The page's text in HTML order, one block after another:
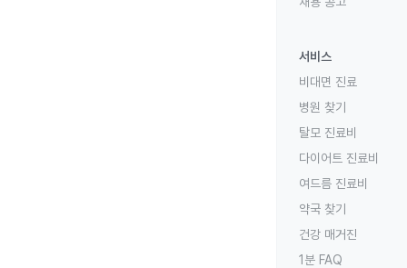
서비스
비대면 진료
병원 찾기
탈모 진료비
다이어트 진료비
여드름 진료비
약국 찾기
건강 매거진
1분 FAQ